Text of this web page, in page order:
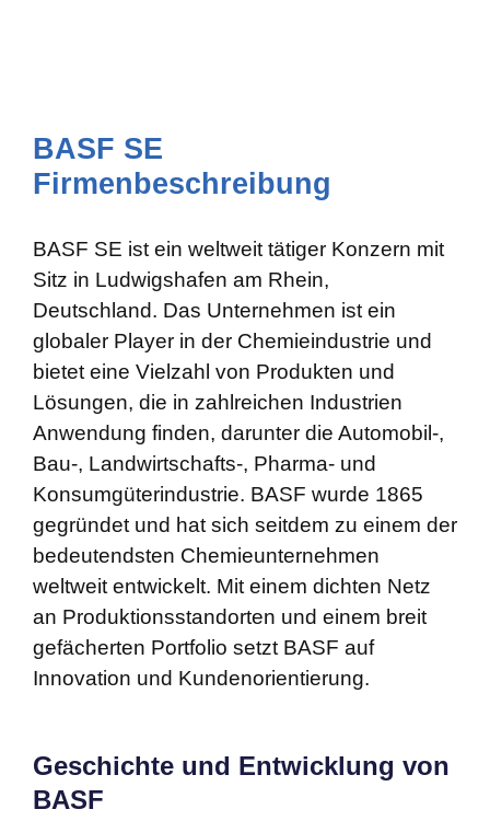
BASF SE
Firmenbeschreibung
BASF SE ist ein weltweit tätiger Konzern mit
Sitz in Ludwigshafen am Rhein,
Deutschland. Das Unternehmen ist ein
globaler Player in der Chemieindustrie und
bietet eine Vielzahl von Produkten und
Lösungen, die in zahlreichen Industrien
Anwendung finden, darunter die Automobil-,
Bau-, Landwirtschafts-, Pharma- und
Konsumgüterindustrie. BASF wurde 1865
gegründet und hat sich seitdem zu einem der
bedeutendsten Chemieunternehmen
weltweit entwickelt. Mit einem dichten Netz
an Produktionsstandorten und einem breit
gefächerten Portfolio setzt BASF auf
Innovation und Kundenorientierung.
Geschichte und Entwicklung von
BASF